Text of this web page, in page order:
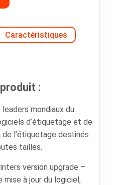
Caractéristiques
:
mondiaux du
d’étiquetage et de
l’étiquetage destinés
tailles.
version upgrade –
mise à jour du logiciel,